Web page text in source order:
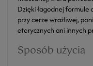
Dzięki łagodnej formule
przy cerze wrażliwej,
eterycznych ani innych
Sposób użycia